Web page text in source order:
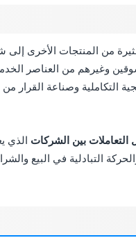
من المنتجات الأخرى إلى
وغيرهم من العناصر
التكاملية وصناعة القرار
التعاملات بين الشركات الذي
التبادلية في البيع